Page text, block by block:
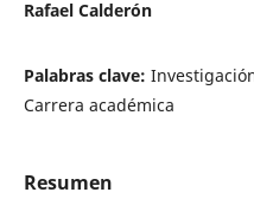
Rafael Calderón
Palabras clave:
Carrera académica
Resumen